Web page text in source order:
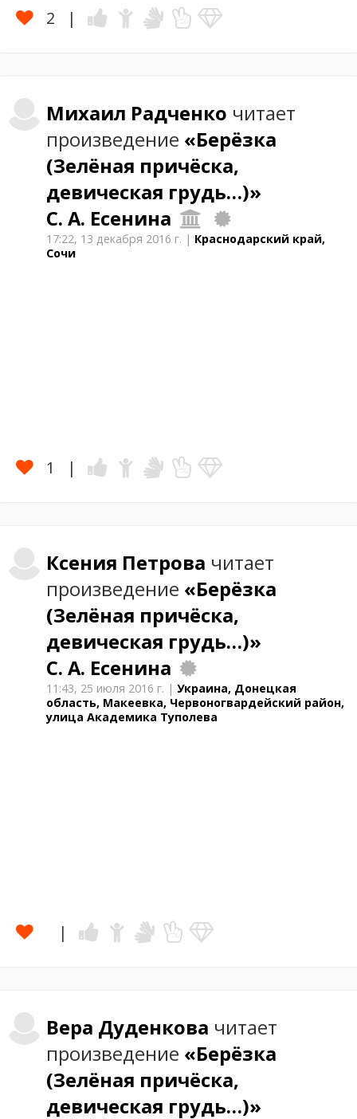
2
Михаил Радченко читает
произведение «Берёзка
(Зелёная причёска,
девическая грудь…)»
С. А. Есенина
17:22, 13 декабря 2016 г. | Краснодарский край,
Сочи
1
Ксения Петрова читает
произведение «Берёзка
(Зелёная причёска,
девическая грудь…)»
С. А. Есенина
11:43, 25 июля 2016 г. |Украина, Донецкая
область, Макеевка, Червоногвардейский район,
улица Академика Туполева
Вера Дуденкова читает
произведение «Берёзка
(Зелёная причёска,
девическая грудь…)»